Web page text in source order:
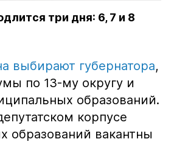
три дня: 6, 7 и 8
выбирают губернатора,
по 13-му округу и
образований.
корпусе
образований вакантны